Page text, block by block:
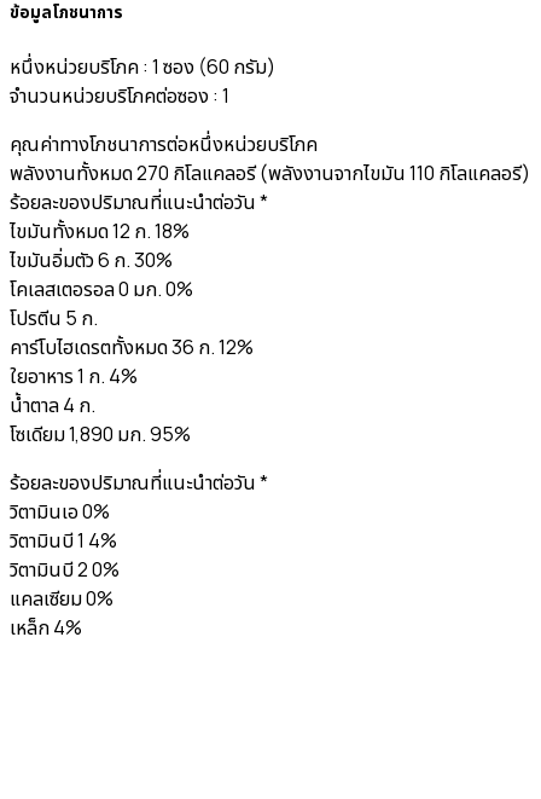
ข้อมูลโภชนาการ
หนึ่งหน่วยบริโภค : 1 ซอง (60 กรัม)
จำนวนหน่วยบริโภคต่อซอง : 1
คุณค่าทางโภชนาการต่อหนึ่งหน่วยบริโภค
พลังงานทั้งหมด 270 กิโลแคลอรี (พลังงานจากไขมัน 110 กิโลแคลอรี)
ร้อยละของปริมาณที่แนะนำต่อวัน *
ไขมันทั้งหมด 12 ก. 18%
ไขมันอิ่มตัว 6 ก. 30%
โคเลสเตอรอล 0 มก. 0%
โปรตีน 5 ก.
คาร์โบไฮเดรตทั้งหมด 36 ก. 12%
ใยอาหาร 1 ก. 4%
น้ำตาล 4 ก.
โซเดียม 1,890 มก. 95%
ร้อยละของปริมาณที่แนะนำต่อวัน *
วิตามินเอ 0%
วิตามินบี 1 4%
วิตามินบี 2 0%
แคลเซียม 0%
เหล็ก 4%